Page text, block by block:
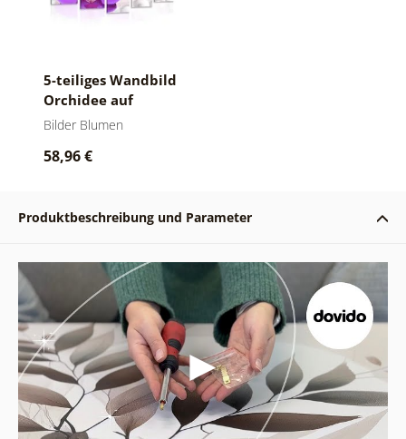
5-teiliges Wandbild
Orchidee auf
abstraktem
Bilder Blumen
58,96 €
Produktbeschreibung und Parameter